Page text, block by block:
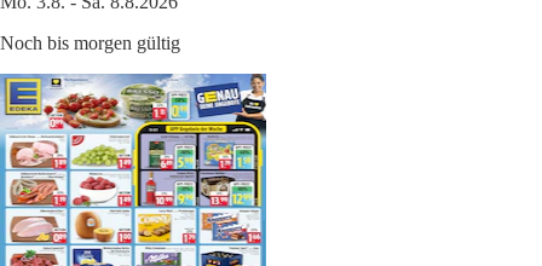
Noch bis morgen gültig